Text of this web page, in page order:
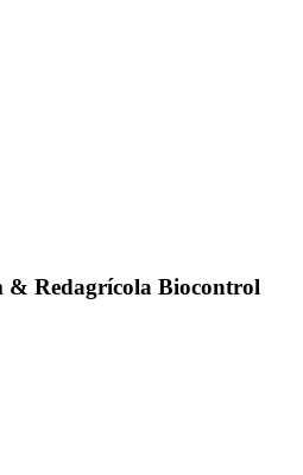
& Redagrícola Biocontrol